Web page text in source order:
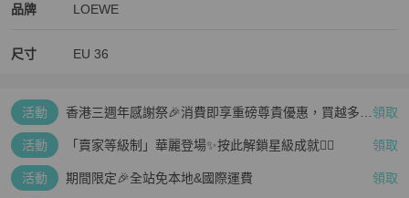
品牌
LOEWE 精品男裝品牌介紹
LOEWE
LOEWE 推薦清單
尺寸 EU 36
活動
香港三週年感謝祭🎉消費即享重磅尊貴優惠，買越多、 領取
活動 「賣家等級制」華麗登場✨按此解鎖星級成就👆🏻 領取
活動 期間限定🎉全站免本地&國際運費 領取